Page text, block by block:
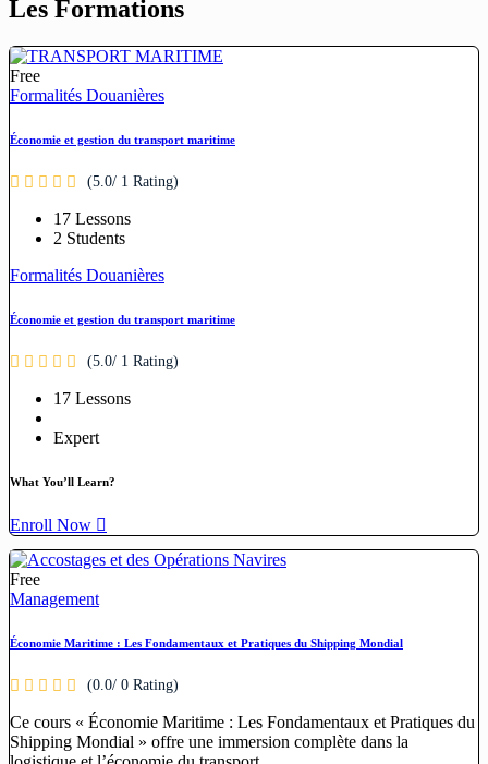
Les Formations
Free
Formalités Douanières
Économie et gestion du transport maritime
(5.0/ 1 Rating)
17 Lessons
2 Students
Formalités Douanières
Économie et gestion du transport maritime
(5.0/ 1 Rating)
17 Lessons
Expert
What You’ll Learn?
Enroll Now
Free
Management
Économie Maritime : Les Fondamentaux et Pratiques du Shipping Mondial
(0.0/ 0 Rating)
Ce cours « Économie Maritime : Les Fondamentaux et Pratiques du
Shipping Mondial » offre une immersion complète dans la